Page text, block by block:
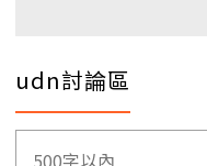
udn討論區